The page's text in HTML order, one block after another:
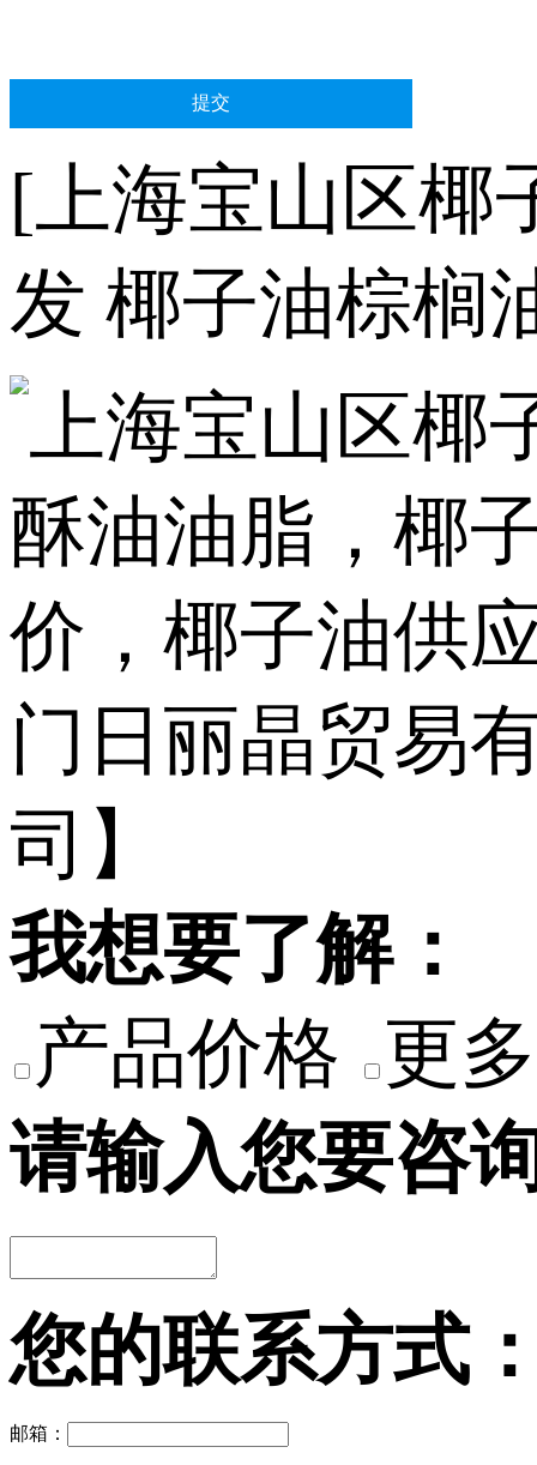
[上海宝山区椰
发 椰子油棕榈
我想要了解：
产品价格 更
请输入您要咨
您的联系方式
邮箱：